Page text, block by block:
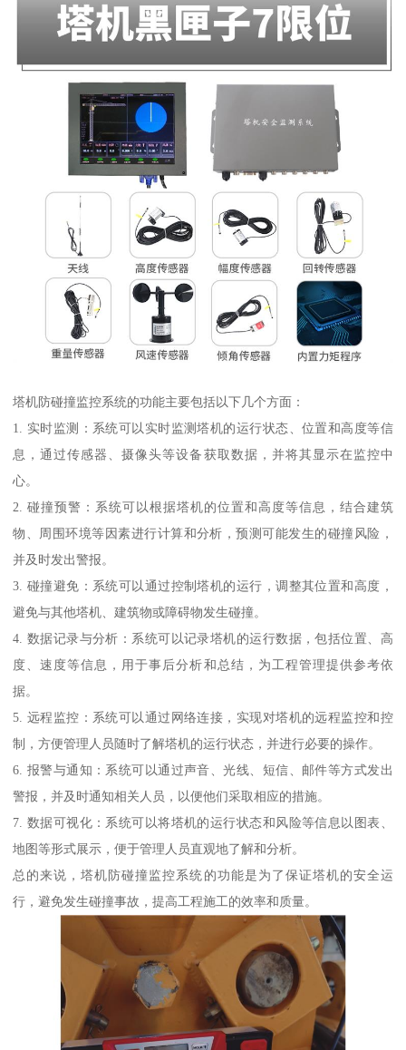
塔机防碰撞监控系统的功能主要包括以下几个方面：
1. 实时监测：系统可以实时监测塔机的运行状态、位置和高度等信
息，通过传感器、摄像头等设备获取数据，并将其显示在监控中
心。
2. 碰撞预警：系统可以根据塔机的位置和高度等信息，结合建筑
物、周围环境等因素进行计算和分析，预测可能发生的碰撞风险，
并及时发出警报。
3. 碰撞避免：系统可以通过控制塔机的运行，调整其位置和高度，
避免与其他塔机、建筑物或障碍物发生碰撞。
4. 数据记录与分析：系统可以记录塔机的运行数据，包括位置、高
度、速度等信息，用于事后分析和总结，为工程管理提供参考依
据。
5. 远程监控：系统可以通过网络连接，实现对塔机的远程监控和控
制，方便管理人员随时了解塔机的运行状态，并进行必要的操作。
6. 报警与通知：系统可以通过声音、光线、短信、邮件等方式发出
警报，并及时通知相关人员，以便他们采取相应的措施。
7. 数据可视化：系统可以将塔机的运行状态和风险等信息以图表、
地图等形式展示，便于管理人员直观地了解和分析。
总的来说，塔机防碰撞监控系统的功能是为了保证塔机的安全运
行，避免发生碰撞事故，提高工程施工的效率和质量。